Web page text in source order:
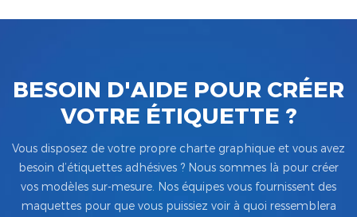
BESOIN D'AIDE POUR CRÉER
VOTRE ÉTIQUETTE ?
Vous disposez de votre propre charte graphique et vous avez
besoin d’étiquettes adhésives ? Nous sommes là pour créer
vos modèles sur-mesure. Nos équipes vous fournissent des
maquettes pour que vous puissiez voir à quoi ressemblera